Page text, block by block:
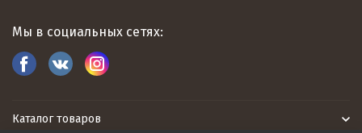
Мы в социальных сетях:
Каталог товаров